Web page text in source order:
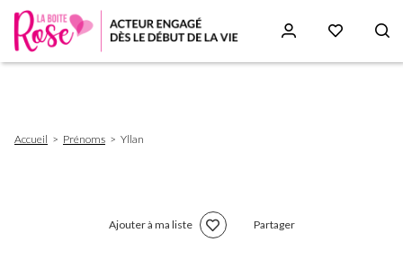
d'Ariane
Accueil Prénoms Yllan
Ajouter à ma liste Partager